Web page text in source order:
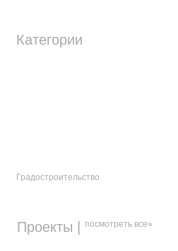
Категории
Градостроительство
Проекты | посмотреть все»